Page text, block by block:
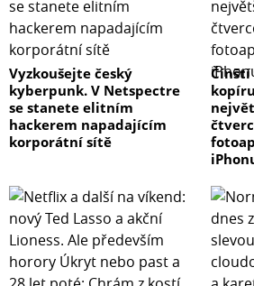
Vyzkoušejte český
kyberpunk. V Netspectre
se stanete elitním
hackerem napadajícím
korporátní sítě
Čínští